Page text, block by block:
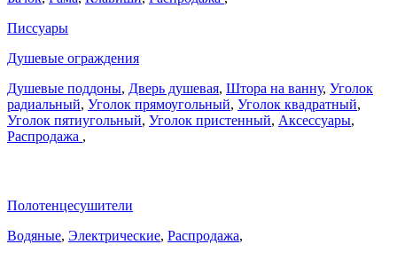
Писсуары
Душевые ограждения
Душевые поддоны, Дверь душевая, Штора на ванну, Уголок
радиальный, Уголок прямоугольный, Уголок квадратный,
Уголок пятиугольный, Уголок пристенный, Аксессуары,
Распродажа ,
Полотенцесушители
Водяные, Электрические, Распродажа,